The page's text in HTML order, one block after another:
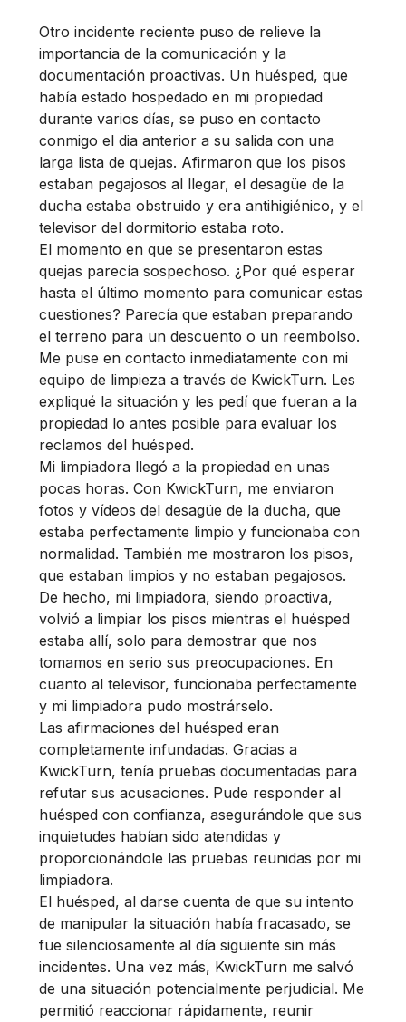
Otro incidente reciente puso de relieve la
importancia de la comunicación y la
documentación proactivas. Un huésped, que
había estado hospedado en mi propiedad
durante varios días, se puso en contacto
conmigo el dia anterior a su salida con una
larga lista de quejas. Afirmaron que los pisos
estaban pegajosos al llegar, el desagüe de la
ducha estaba obstruido y era antihigiénico, y el
televisor del dormitorio estaba roto.
El momento en que se presentaron estas
quejas parecía sospechoso. ¿Por qué esperar
hasta el último momento para comunicar estas
cuestiones? Parecía que estaban preparando
el terreno para un descuento o un reembolso.
Me puse en contacto inmediatamente con mi
equipo de limpieza a través de KwickTurn. Les
expliqué la situación y les pedí que fueran a la
propiedad lo antes posible para evaluar los
reclamos del huésped.
Mi limpiadora llegó a la propiedad en unas
pocas horas. Con KwickTurn, me enviaron
fotos y vídeos del desagüe de la ducha, que
estaba perfectamente limpio y funcionaba con
normalidad. También me mostraron los pisos,
que estaban limpios y no estaban pegajosos.
De hecho, mi limpiadora, siendo proactiva,
volvió a limpiar los pisos mientras el huésped
estaba allí, solo para demostrar que nos
tomamos en serio sus preocupaciones. En
cuanto al televisor, funcionaba perfectamente
y mi limpiadora pudo mostrárselo.
Las afirmaciones del huésped eran
completamente infundadas. Gracias a
KwickTurn, tenía pruebas documentadas para
refutar sus acusaciones. Pude responder al
huésped con confianza, asegurándole que sus
inquietudes habían sido atendidas y
proporcionándole las pruebas reunidas por mi
limpiadora.
El huésped, al darse cuenta de que su intento
de manipular la situación había fracasado, se
fue silenciosamente al día siguiente sin más
incidentes. Una vez más, KwickTurn me salvó
de una situación potencialmente perjudicial. Me
permitió reaccionar rápidamente, reunir